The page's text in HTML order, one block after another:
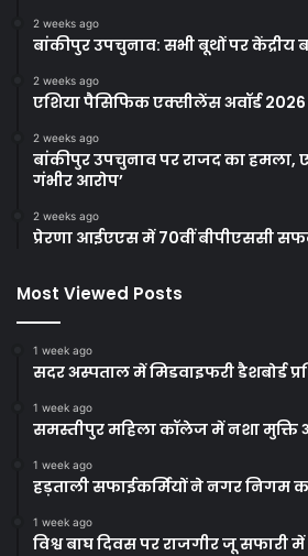
2 weeks ago
बांकीपुर उपचुनाव: सभी बूथों पर केंद्रीय
2 weeks ago
एशिया पैसिफिक एक्सीलेंस अवॉर्ड
2 weeks ago
बांकीपुर उपचुनाव पर राजद का हमला,
गंभीर आरोप’
2 weeks ago
प्रेरणा आईएएस में 70वीं बीपीएससी
Most Viewed Posts
1 week ago
सदर अस्पताल में मिडवाइफरी डैशबोर्ड
1 week ago
समस्तीपुर महिला कॉलेज में नशा मुक्ति
1 week ago
हड़ताली सफाईकर्मियों ने नगर निगम
1 week ago
विश्व बाघ दिवस पर राजगीर जू सफारी